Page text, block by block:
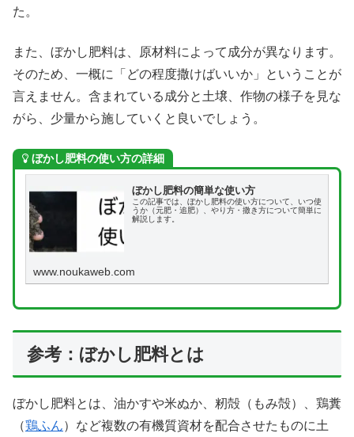
た。
また、ぼかし肥料は、原材料によって成分が異なります。
そのため、一概に「どの程度撒けばいいか」ということが
言えません。含まれている成分と土壌、作物の様子を見な
がら、少量から施していくと良いでしょう。
ぼかし肥料の使い方の詳細
ぼかし肥料の簡単な使い方
この記事では、ぼかし肥料の使い方について、いつ使
うか（元肥・追肥）、やり方・撒き方について簡単に
解説します。
www.noukaweb.com
参考：ぼかし肥料とは
ぼかし肥料とは、油かすや米ぬか、籾殻（もみ殻）、鶏糞
（鶏ふん）など複数の有機質資材を配合させたものに土